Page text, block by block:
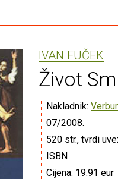
IVAN FUČEK
Život
Nakladnik:
07/2008.
520 str., tvrdi
ISBN
Cijena: 19.91 eur